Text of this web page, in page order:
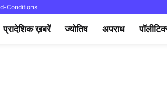
Conditions
प्रादेशिक ख़बरें ज्योतिष अपराध